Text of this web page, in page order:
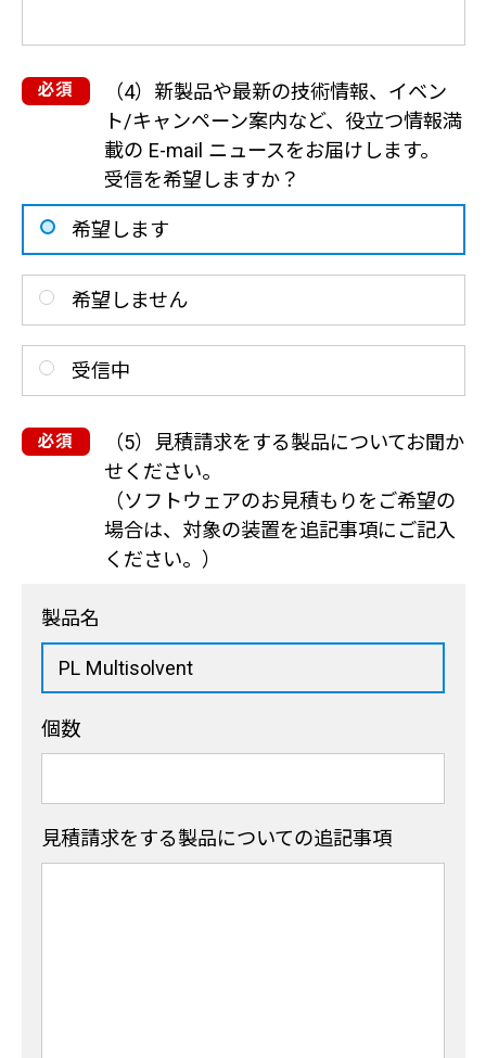
（4）新製品や最新の技術情報、イベン
ト/キャンペーン案内など、役立つ情報満
載の E-mail ニュースをお届けします。
受信を希望しますか？
希望します
希望しません
受信中
（5）見積請求をする製品についてお聞か
せください。
（ソフトウェアのお見積もりをご希望の
場合は、対象の装置を追記事項にご記入
ください。）
製品名
個数
見積請求をする製品についての追記事項